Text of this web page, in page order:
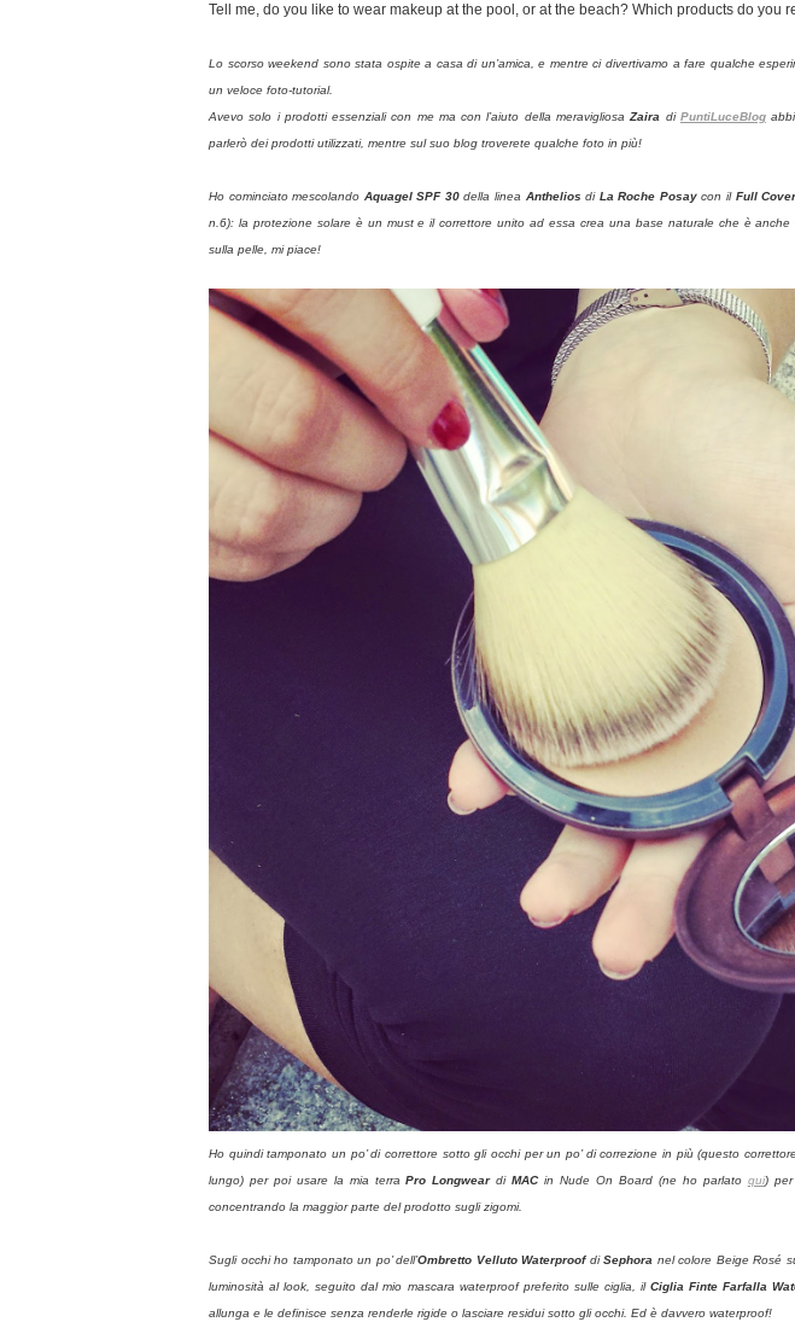
Tell me, do you like to wear makeup at the pool, or at the beach? Which products do you
Lo scorso weekend sono stata ospite a casa di un’amica, e mentre ci divertivamo a fare qualche
un veloce foto-tutorial.
Avevo solo i prodotti essenziali con me ma con l’aiuto della meravigliosaZaira di PuntiLuceBlog
parlerò dei prodotti utilizzati, mentre sul suo blog troverete qualche foto in più!
Ho cominciato mescolando Aquagel SPF 30della linea Anthelios di La Roche Posaycon il Full
n.6): la protezione solare è un must e il correttore unito ad essa crea una base naturale che è
sulla pelle, mi piace!
Ho quindi tamponato un po’ di correttore sotto gli occhi per un po’ di correzione in più (questo
lungo) per poi usare la mia terraPro LongweardiMACin Nude On Board (ne ho parlato qui) per
concentrando la maggior parte del prodotto sugli zigomi.
Sugli occhi ho tamponato un po’ dell’Ombretto Velluto WaterproofdiSephora nel colore Beige Rosé
luminosità al look, seguito dal mio mascara waterproof preferito sulle ciglia, ilCiglia Finte Farfalla
allunga e le definisce senza renderle rigide o lasciare residui sotto gli occhi. Ed è davvero waterproof!